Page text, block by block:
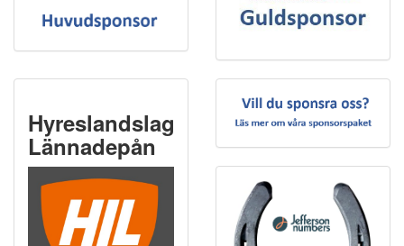
Hyreslandslaget
Lännadepån